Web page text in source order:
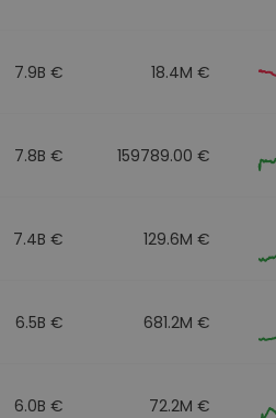
7.9B € 18.4M €
7.8B € 159789.00 €
7.4B € 129.6M €
6.5B € 681.2M €
6.0B € 72.2M €